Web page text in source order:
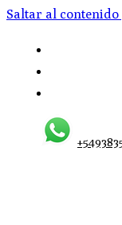
Saltar al